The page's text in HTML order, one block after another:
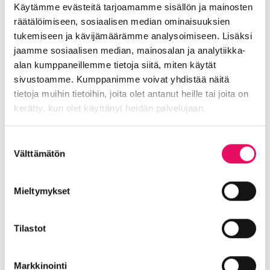
Käytämme evästeitä tarjoamamme sisällön ja mainosten
räätälöimiseen, sosiaalisen median ominaisuuksien
tukemiseen ja kävijämäärämme analysoimiseen. Lisäksi
jaamme sosiaalisen median, mainosalan ja analytiikka-
alan kumppaneillemme tietoja siitä, miten käytät
sivustoamme. Kumppanimme voivat yhdistää näitä
tietoja muihin tietoihin, joita olet antanut heille tai joita on
kerätty, kun olet käyttänyt heidän palvelujaan.
valinta
Välttämätön
Mieltymykset
Tilastot
Markkinointi
Maailma löysi Seinäjoen
Uutiset
Lue koko artikkeli
Maailma
löysi
Seinäjoen
Seinäjoen datakeskus on
Britannnian suurin investointi
Suomeen
Lue koko artikkeli
Myyntiliidejä Euroopasta kesäkuu
2026